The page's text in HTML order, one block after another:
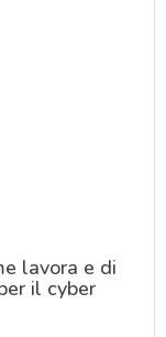
lavora e di
il cyber